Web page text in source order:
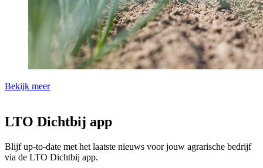
Bekijk meer
LTO Dichtbij app
Blijf up-to-date met het laatste nieuws voor jouw agrarische bedrijf
via de LTO Dichtbij app.